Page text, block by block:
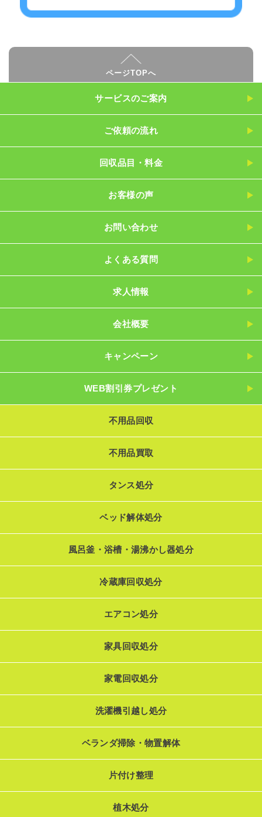
ページTOPへ
サービスのご案内
ご依頼の流れ
回収品目・料金
お客様の声
お問い合わせ
よくある質問
求人情報
会社概要
キャンペーン
WEB割引券プレゼント
不用品回収
不用品買取
タンス処分
ベッド解体処分
風呂釜・浴槽・湯沸かし器処分
冷蔵庫回収処分
エアコン処分
家具回収処分
家電回収処分
洗濯機引越し処分
ベランダ掃除・物置解体
片付け整理
植木処分